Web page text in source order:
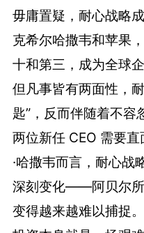
毋庸置疑，耐心战略
克希尔哈撒韦和苹果
十和第三，成为全球
但凡事皆有两面性，
匙”，反而伴随着不容
两位新任 CEO 需要
·哈撒韦而言，耐心战
深刻变化——阿贝尔所
变得越来越难以捕捉。